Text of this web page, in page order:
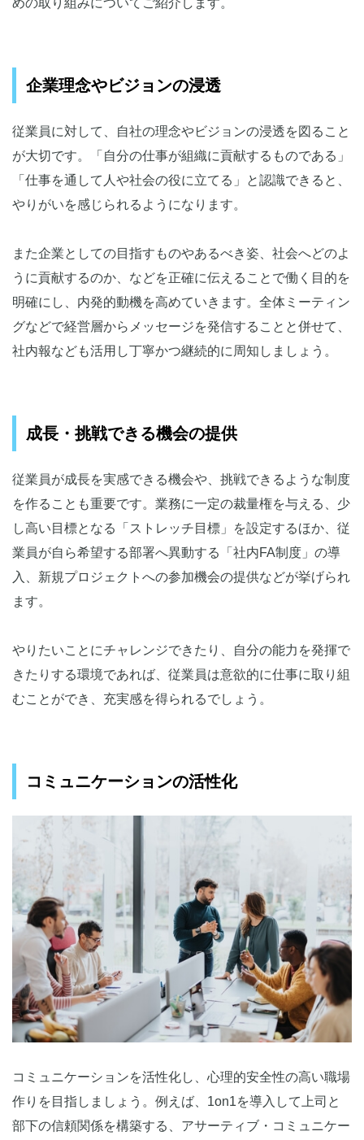
めの取り組みについてご紹介します。
企業理念やビジョンの浸透
従業員に対して、自社の理念やビジョンの浸透を図ること
が大切です。「自分の仕事が組織に貢献するものである」
「仕事を通して人や社会の役に立てる」と認識できると、
やりがいを感じられるようになります。
また企業としての目指すものやあるべき姿、社会へどのよ
うに貢献するのか、などを正確に伝えることで働く目的を
明確にし、内発的動機を高めていきます。全体ミーティン
グなどで経営層からメッセージを発信することと併せて、
社内報なども活用し丁寧かつ継続的に周知しましょう。
成長・挑戦できる機会の提供
従業員が成長を実感できる機会や、挑戦できるような制度
を作ることも重要です。業務に一定の裁量権を与える、少
し高い目標となる「ストレッチ目標」を設定するほか、従
業員が自ら希望する部署へ異動する「社内FA制度」の導
入、新規プロジェクトへの参加機会の提供などが挙げられ
ます。
やりたいことにチャレンジできたり、自分の能力を発揮で
きたりする環境であれば、従業員は意欲的に仕事に取り組
むことができ、充実感を得られるでしょう。
コミュニケーションの活性化
コミュニケーションを活性化し、心理的安全性の高い職場
作りを目指しましょう。例えば、1on1を導入して上司と
部下の信頼関係を構築する、アサーティブ・コミュニケー